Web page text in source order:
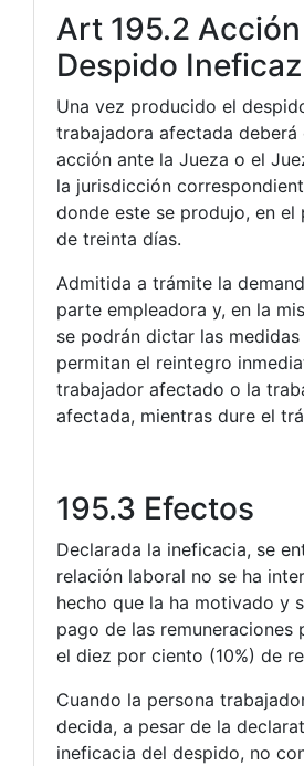
Art 195.2
Despido Ineficaz
Una vez producido el
trabajadora afectada deberá
acción ante la Jueza o el
la jurisdicción
donde este se produjo, en el
de treinta días.
Admitida a trámite la
parte empleadora y, en la
se podrán dictar las
permitan el reintegro
trabajador afectado o la
afectada, mientras dure el
195.3 Efectos
Declarada la ineficacia, se
relación laboral no se ha
hecho que la ha motivado y
pago de las remuneraciones
el diez por ciento (10%) de
Cuando la persona
decida, a pesar de la
ineficacia del despido, no